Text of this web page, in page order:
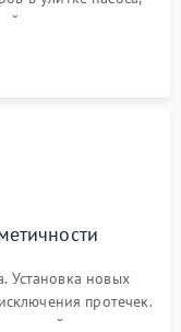
ремонт платы
проводки.
Установка новых
протечек.
системы,